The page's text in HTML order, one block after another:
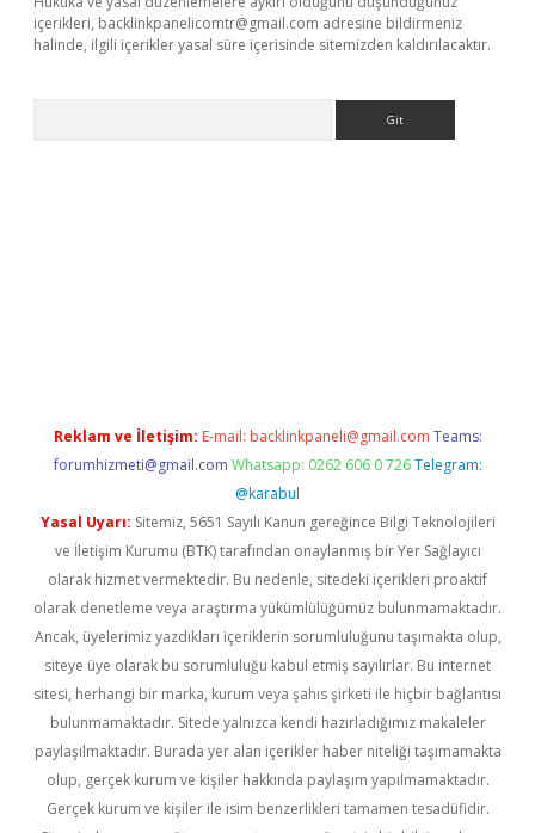
içerikleri, backlinkpanelicomtr@gmail.com adresine bildirmeniz
halinde, ilgili içerikler yasal süre içerisinde sitemizden kaldırılacaktır.
Reklam ve İletişim: E-mail: backlinkpaneli@gmail.com Teams:
forumhizmeti@gmail.com Whatsapp: 0262 606 0 726 Telegram:
@karabul
Yasal Uyarı: Sitemiz, 5651 Sayılı Kanun gereğince Bilgi Teknolojileri
ve İletişim Kurumu (BTK) tarafından onaylanmış bir Yer Sağlayıcı
olarak hizmet vermektedir. Bu nedenle, sitedeki içerikleri proaktif
olarak denetleme veya araştırma yükümlülüğümüz bulunmamaktadır.
Ancak, üyelerimiz yazdıkları içeriklerin sorumluluğunu taşımakta olup,
siteye üye olarak bu sorumluluğu kabul etmiş sayılırlar. Bu internet
sitesi, herhangi bir marka, kurum veya şahıs şirketi ile hiçbir bağlantısı
bulunmamaktadır. Sitede yalnızca kendi hazırladığımız makaleler
paylaşılmaktadır. Burada yer alan içerikler haber niteliği taşımamakta
olup, gerçek kurum ve kişiler hakkında paylaşım yapılmamaktadır.
Gerçek kurum ve kişiler ile isim benzerlikleri tamamen tesadüfidir.